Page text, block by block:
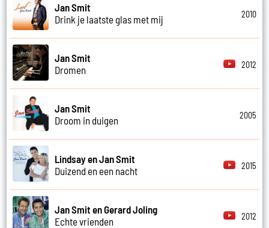
Jan Smit
Drink je laatste glas met mij
2010
Jan Smit
Dromen
2012
Jan Smit
Droom in duigen
2005
Lindsay en Jan Smit
Duizend en een nacht
2015
Jan Smit en Gerard Joling
Echte vrienden
2012